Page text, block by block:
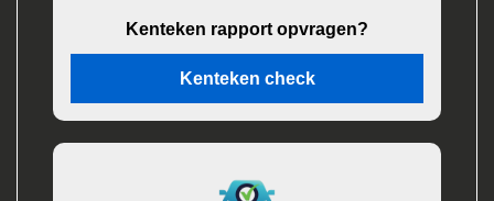
Kenteken rapport opvragen?
Kenteken check